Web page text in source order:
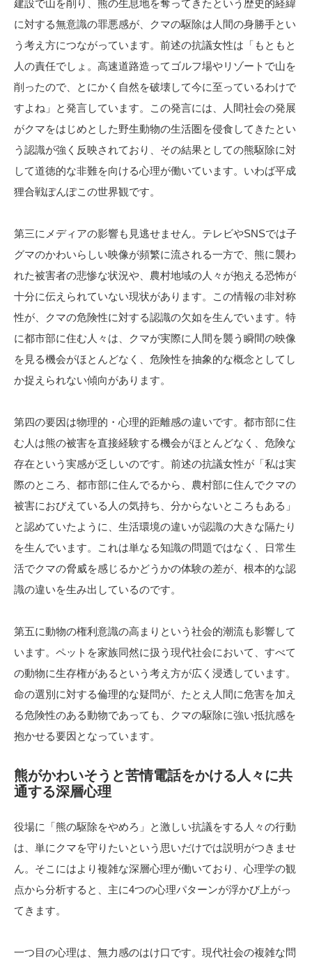
建設で山を削り、熊の生息地を奪ってきたという歴史的経緯
に対する無意識の罪悪感が、クマの駆除は人間の身勝手とい
う考え方につながっています。前述の抗議女性は「もともと
人の責任でしょ。高速道路造ってゴルフ場やリゾートで山を
削ったので、とにかく自然を破壊して今に至っているわけで
すよね」と発言しています。この発言には、人間社会の発展
がクマをはじめとした野生動物の生活圏を侵食してきたとい
う認識が強く反映されており、その結果としての熊駆除に対
して道徳的な非難を向ける心理が働いています。いわば平成
狸合戦ぽんぽこの世界観です。
第三にメディアの影響も見逃せません。テレビやSNSでは子
グマのかわいらしい映像が頻繁に流される一方で、熊に襲わ
れた被害者の悲惨な状況や、農村地域の人々が抱える恐怖が
十分に伝えられていない現状があります。この情報の非対称
性が、クマの危険性に対する認識の欠如を生んでいます。特
に都市部に住む人々は、クマが実際に人間を襲う瞬間の映像
を見る機会がほとんどなく、危険性を抽象的な概念としてし
か捉えられない傾向があります。
第四の要因は物理的・心理的距離感の違いです。都市部に住
む人は熊の被害を直接経験する機会がほとんどなく、危険な
存在という実感が乏しいのです。前述の抗議女性が「私は実
際のところ、都市部に住んでるから、農村部に住んでクマの
被害におびえている人の気持ち、分からないところもある」
と認めていたように、生活環境の違いが認識の大きな隔たり
を生んでいます。これは単なる知識の問題ではなく、日常生
活でクマの脅威を感じるかどうかの体験の差が、根本的な認
識の違いを生み出しているのです。
第五に動物の権利意識の高まりという社会的潮流も影響して
います。ペットを家族同然に扱う現代社会において、すべて
の動物に生存権があるという考え方が広く浸透しています。
命の選別に対する倫理的な疑問が、たとえ人間に危害を加え
る危険性のある動物であっても、クマの駆除に強い抵抗感を
抱かせる要因となっています。
熊がかわいそうと苦情電話をかける人々に共
通する深層心理
役場に「熊の駆除をやめろ」と激しい抗議をする人々の行動
は、単にクマを守りたいという思いだけでは説明がつきませ
ん。そこにはより複雑な深層心理が働いており、心理学の観
点から分析すると、主に4つの心理パターンが浮かび上がっ
てきます。
一つ目の心理は、無力感のはけ口です。現代社会の複雑な問